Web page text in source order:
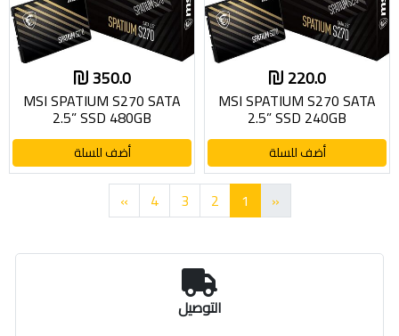
220.0
MSI SPATIUM S270 SATA
2.5” SSD 240GB
أضف للسلة
350.0
MSI SPATIUM S270 SATA
2.5” SSD 480GB
أضف للسلة
«
1
2
3
4
»
التوصيل